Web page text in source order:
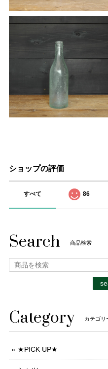
ショップの評価
すべて 86
Search 商品検索
Category カテゴリ
★PICK UP★